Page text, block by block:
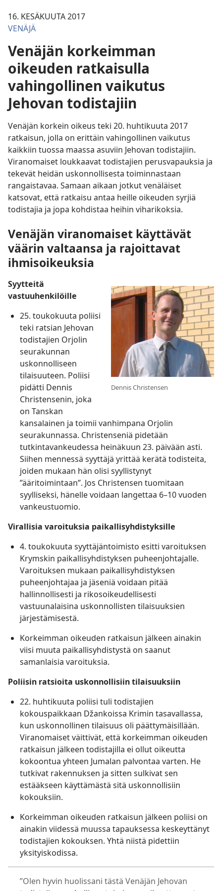
16. KESÄKUUTA 2017
VENÄJÄ
Venäjän korkeimman
oikeuden ratkaisulla
vahingollinen vaikutus
Jehovan todistajiin
Venäjän korkein oikeus teki 20. huhtikuuta 2017
ratkaisun, jolla on erittäin vahingollinen vaikutus
kaikkiin tuossa maassa asuviin Jehovan todistajiin.
Viranomaiset loukkaavat todistajien perusvapauksia ja
tekevät heidän uskonnollisesta toiminnastaan
rangaistavaa. Samaan aikaan jotkut venäläiset
katsovat, että ratkaisu antaa heille oikeuden syrjiä
todistajia ja jopa kohdistaa heihin viharikoksia.
Venäjän viranomaiset käyttävät
väärin valtaansa ja rajoittavat
ihmisoikeuksia
Dennis Christensen
Syytteitä
vastuuhenkilöille
25. toukokuuta poliisi
teki ratsian Jehovan
todistajien Orjolin
seurakunnan
uskonnolliseen
tilaisuuteen. Poliisi
pidätti Dennis
Christensenin, joka
on Tanskan
kansalainen ja toimii vanhimpana Orjolin
seurakunnassa. Christenseniä pidetään
tutkintavankeudessa heinäkuun 23. päivään asti.
Siihen mennessä syyttäjä yrittää kerätä todisteita,
joiden mukaan hän olisi syyllistynyt
”ääritoimintaan”. Jos Christensen tuomitaan
syylliseksi, hänelle voidaan langettaa 6–10 vuoden
vankeustuomio.
Virallisia varoituksia paikallisyhdistyksille
4. toukokuuta syyttäjäntoimisto esitti varoituksen
Krymskin paikallisyhdistyksen puheenjohtajalle.
Varoituksen mukaan paikallisyhdistyksen
puheenjohtajaa ja jäseniä voidaan pitää
hallinnollisesti ja rikosoikeudellisesti
vastuunalaisina uskonnollisten tilaisuuksien
järjestämisestä.
Korkeimman oikeuden ratkaisun jälkeen ainakin
viisi muuta paikallisyhdistystä on saanut
samanlaisia varoituksia.
Poliisin ratsioita uskonnollisiin tilaisuuksiin
22. huhtikuuta poliisi tuli todistajien
kokouspaikkaan Džankoissa Krimin tasavallassa,
kun uskonnollinen tilaisuus oli päättymäisillään.
Viranomaiset väittivät, että korkeimman oikeuden
ratkaisun jälkeen todistajilla ei ollut oikeutta
kokoontua yhteen Jumalan palvontaa varten. He
tutkivat rakennuksen ja sitten sulkivat sen
estääkseen käyttämästä sitä uskonnollisiin
kokouksiin.
Korkeimman oikeuden ratkaisun jälkeen poliisi on
ainakin viidessä muussa tapauksessa keskeyttänyt
todistajien kokouksen. Yhtä niistä pidettiin
yksityiskodissa.
”Olen hyvin huolissani tästä Venäjän Jehovan